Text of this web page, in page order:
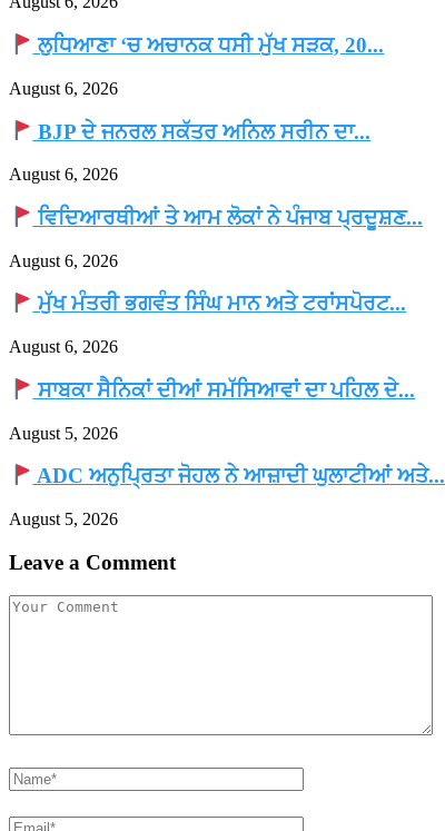
ਲੁਧਿਆਣਾ ‘ਚ ਅਚਾਨਕ ਧਸੀ ਮੁੱਖ ਸੜਕ, 20...
August 6, 2026
BJP ਦੇ ਜਨਰਲ ਸਕੱਤਰ ਅਨਿਲ ਸਰੀਨ ਦਾ...
August 6, 2026
ਵਿਦਿਆਰਥੀਆਂ ਤੇ ਆਮ ਲੋਕਾਂ ਨੇ ਪੰਜਾਬ ਪ੍ਰਦੂਸ਼ਣ...
August 6, 2026
ਮੁੱਖ ਮੰਤਰੀ ਭਗਵੰਤ ਸਿੰਘ ਮਾਨ ਅਤੇ ਟਰਾਂਸਪੋਰਟ...
August 6, 2026
ਸਾਬਕਾ ਸੈਨਿਕਾਂ ਦੀਆਂ ਸਮੱਸਿਆਵਾਂ ਦਾ ਪਹਿਲ ਦੇ...
August 5, 2026
ADC ਅਨੁਪ੍ਰਿਤਾ ਜੋਹਲ ਨੇ ਆਜ਼ਾਦੀ ਘੁਲਾਟੀਆਂ ਅਤੇ...
August 5, 2026
Leave a Comment